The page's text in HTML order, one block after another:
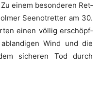
einem beson­de­ren Ret­
See­not­ret­ter am 30.
einen völ­lig erschöpf­
Wind und die
siche­ren Tod durch